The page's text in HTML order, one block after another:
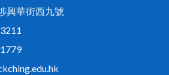
興華街西九號